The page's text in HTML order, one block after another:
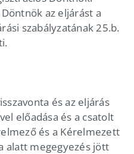
az eljárást a
szabályzatának 25.b.
és az eljárás
előadása és a csatolt
és a Kérelmezett
alatt megegyezés jött